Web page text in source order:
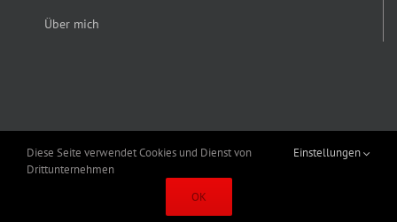
Über mich
Copyright 2019 Alexander Fröhlich | Alle Rechte vorbehalten | Erstellt von
Diese Seite verwendet Cookies und Dienst von
Drittunternehmen
Einstellungen
OK